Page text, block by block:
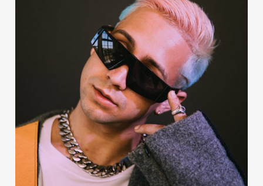
Home
Cover Story
Publicidad
Contacto
Aviso Legal
© 2015-2022 UMOMAG. PROPIEDAD DE UMO agency. TODOS LOS
DERECHOS RESERVADOS.